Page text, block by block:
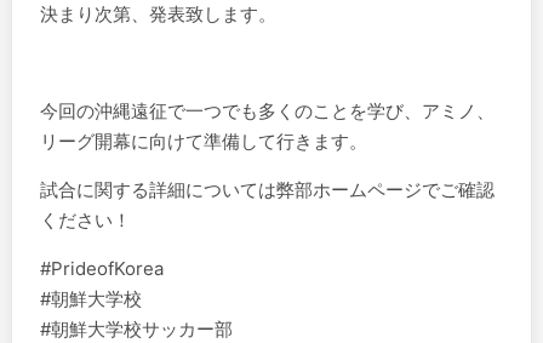
決まり次第、発表致します。
今回の沖縄遠征で一つでも多くのことを学び、アミノ、
リーグ開幕に向けて準備して行きます。
試合に関する詳細については弊部ホームページでご確認
ください！
#PrideofKorea
#朝鮮大学校
#朝鮮大学校サッカー部